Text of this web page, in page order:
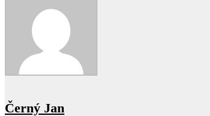
Černý Jan